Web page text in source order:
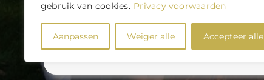
gebruik van cookies. Privacy voorwaarden
Aanpassen Weiger alle Accepteer alle